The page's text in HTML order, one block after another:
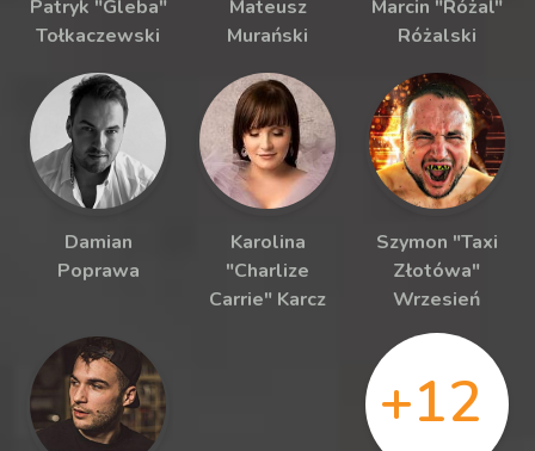
Patryk "Gleba"
Tołkaczewski
Mateusz
Murański
Marcin "Różal"
Różalski
Damian
Poprawa
Karolina
"Charlize
Carrie" Karcz
Szymon "Taxi
Złotówa"
Wrzesień
+12